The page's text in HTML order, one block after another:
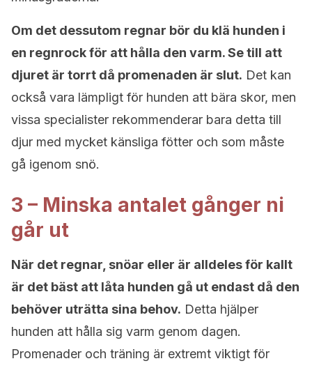
Om det dessutom regnar bör du klä hunden i
en regnrock för att hålla den varm. Se till att
djuret är torrt då promenaden är slut. Det kan
också vara lämpligt för hunden att bära skor, men
vissa specialister rekommenderar bara detta till
djur med mycket känsliga fötter och som måste
gå igenom snö.
3 – Minska antalet gånger ni
går ut
När det regnar, snöar eller är alldeles för kallt
är det bäst att låta hunden gå ut endast då den
behöver uträtta sina behov. Detta hjälper
hunden att hålla sig varm genom dagen.
Promenader och träning är extremt viktigt för